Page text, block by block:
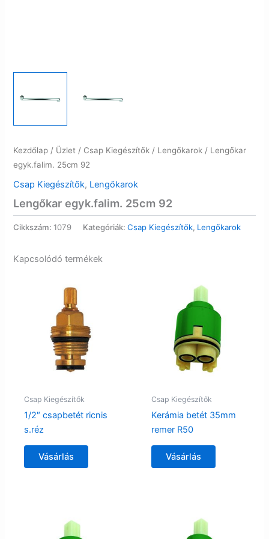
Kezdőlap / Üzlet / Csap Kiegészítők / Lengőkarok / Lengőkar
egyk.falim. 25cm 92
Csap Kiegészítők, Lengőkarok
Lengőkar egyk.falim. 25cm 92
Cikkszám:1079 Kategóriák:Csap Kiegészítők, Lengőkarok
Kapcsolódó termékek
Csap Kiegészítők
1/2″ csapbetét ricnis
s.réz
Vásárlás
Csap Kiegészítők
Kerámia betét 35mm
remer R50
Vásárlás